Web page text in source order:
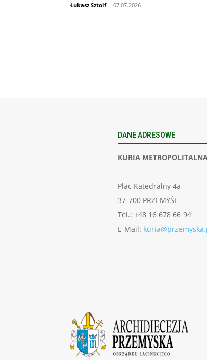
Łukasz Sztolf - 07.07.2026
DANE ADRESOWE
KURIA METROPOLITALNA
Plac Katedralny 4a,
37-700 PRZEMYŚL
Tel.: +48 16 678 66 94
E-Mail: